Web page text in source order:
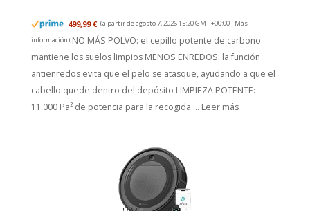
499,99 € (a partir de agosto 7, 2026 15:20 GMT +00:00 - Más
información) NO MÁS POLVO: el cepillo potente de carbono
mantiene los suelos limpios MENOS ENREDOS: la función
antienredos evita que el pelo se atasque, ayudando a que el
cabello quede dentro del depósito LIMPIEZA POTENTE:
11.000 Pa² de potencia para la recogida ... Leer más